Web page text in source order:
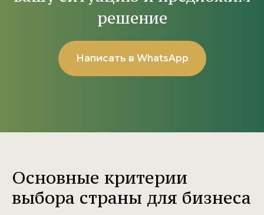
решение
Написать в WhatsApp
Основные критерии
выбора страны для бизнеса